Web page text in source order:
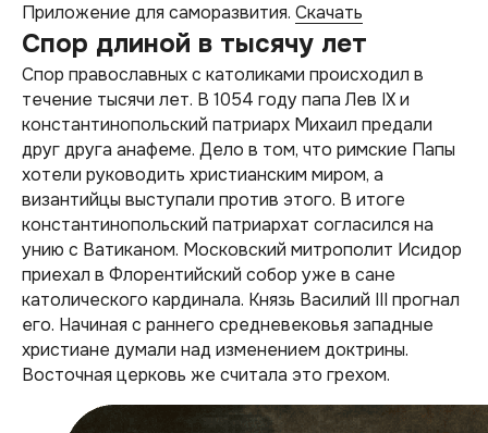
Приложение для саморазвития. Скачать
Спор длиной в тысячу лет
Спор православных с католиками происходил в
течение тысячи лет. В 1054 году папа Лев IX и
константинопольский патриарх Михаил предали
друг друга анафеме. Дело в том, что римские Папы
хотели руководить христианским миром, а
византийцы выступали против этого. В итоге
константинопольский патриархат согласился на
унию с Ватиканом. Московский митрополит Исидор
приехал в Флорентийский собор уже в сане
католического кардинала. Князь Василий III прогнал
его. Начиная с раннего средневековья западные
христиане думали над изменением доктрины.
Восточная церковь же считала это грехом.